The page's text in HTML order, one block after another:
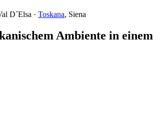
D´Elsa · Toskana, Siena
Ambiente in einem